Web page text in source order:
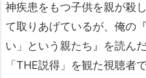
神疾患をもつ子供を親が殺
て取りあげているが、俺の
い」という親たち』を読ん
「THE説得」を観た視聴者